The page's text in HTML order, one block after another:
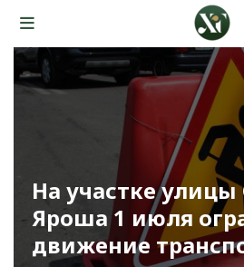
На участке улицы
Яроша 1 июля
движение